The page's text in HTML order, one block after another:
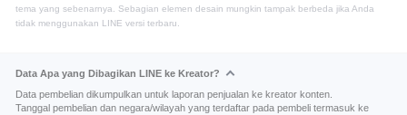
tema yang sebenarnya. Sebagian elemen desain mungkin tampak berbeda jika Anda
tidak menggunakan LINE versi terbaru.
Data Apa yang Dibagikan LINE ke Kreator?
Data pembelian dikumpulkan untuk laporan penjualan ke kreator konten.
Tanggal pembelian dan negara/wilayah yang terdaftar pada pembeli termasuk ke